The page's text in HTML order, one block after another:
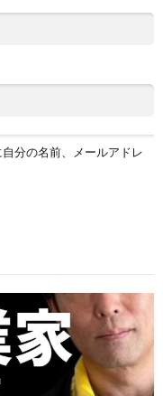
分の名前、メールアドレ